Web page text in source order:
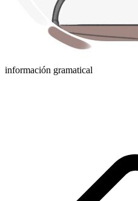
información gramatical